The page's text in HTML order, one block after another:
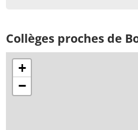
Collèges proches de
+
−